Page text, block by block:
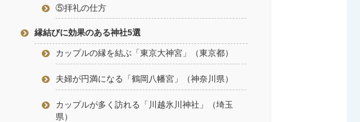
⑤拝礼の仕方
縁結びに効果のある神社5選
カップルの縁を結ぶ「東京大神宮」（東京都）
夫婦が円満になる「鶴岡八幡宮」（神奈川県）
カップルが多く訪れる「川越氷川神社」（埼玉
県）